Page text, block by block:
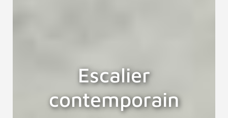
Escalier
contemporain